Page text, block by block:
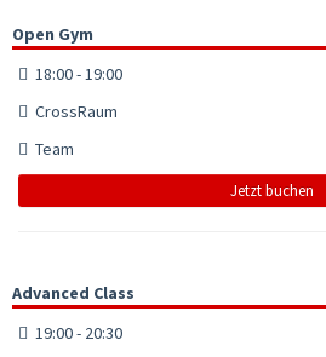
Open Gym
18:00 - 19:00
CrossRaum
Team
Jetzt buchen
Advanced Class
19:00 - 20:30